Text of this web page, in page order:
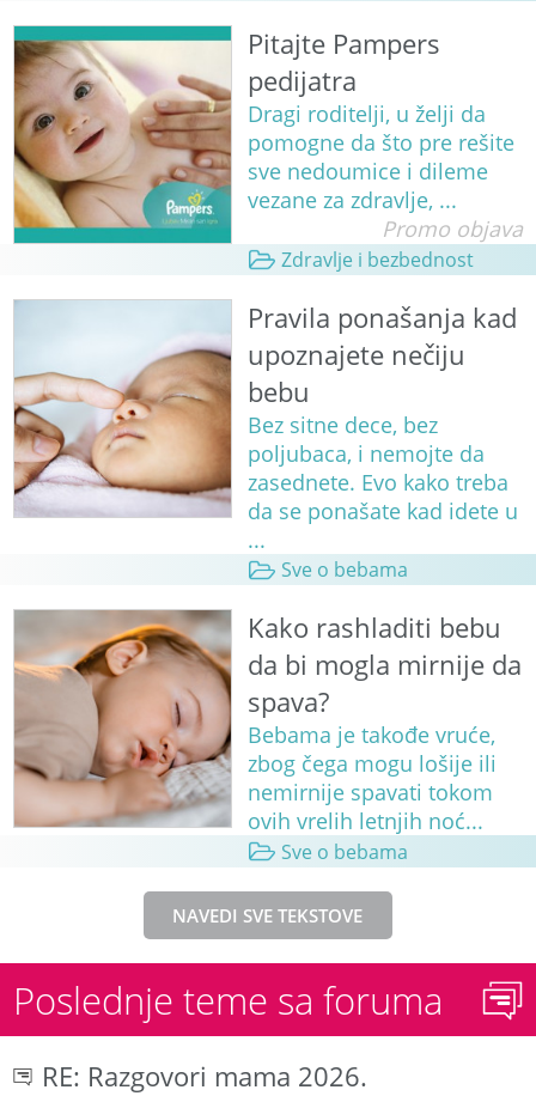
Pitajte Pampers
pedijatra
Dragi roditelji, u želji da
pomogne da što pre rešite
sve nedoumice i dileme
vezane za zdravlje, ...
Promo objava
Zdravlje i bezbednost
Pravila ponašanja kad
upoznajete nečiju
bebu
Bez sitne dece, bez
poljubaca, i nemojte da
zasednete. Evo kako treba
da se ponašate kad idete u
...
Sve o bebama
Kako rashladiti bebu
da bi mogla mirnije da
spava?
Bebama je takođe vruće,
zbog čega mogu lošije ili
nemirnije spavati tokom
ovih vrelih letnjih noć...
Sve o bebama
NAVEDI SVE TEKSTOVE
Poslednje teme sa foruma
RE: Razgovori mama 2026.